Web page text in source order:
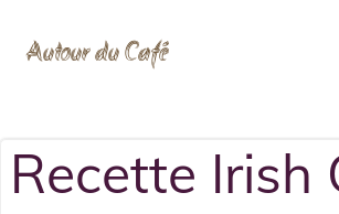
Autour du Café
Recette Irish